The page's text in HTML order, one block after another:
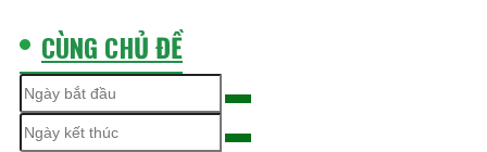
CÙNG CHỦ ĐỀ